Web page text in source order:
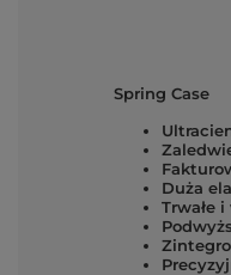
Spring Case
Duża
Trwałe